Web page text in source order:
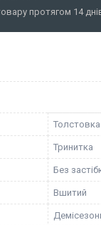
протягом 14
Толстовка
Тринитка
Без
Вшитий